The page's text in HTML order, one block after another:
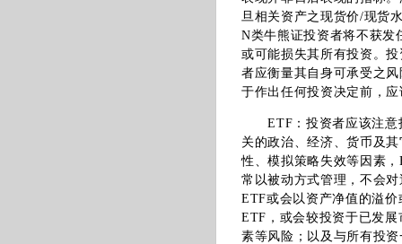
旦相关资产之现货价/现货
N类牛熊证投资者将不获发
或可能损失其所有投资。
者应衡量其自身可承受之
于作出任何投资决定前，
ETF：投资者应该注意
关的政治、经济、货币及
性、模拟策略失效等因素
常以被动方式管理，不会
ETF或会以资产净值的溢
ETF，或会较投资于已发
素等风险；以及与所有投